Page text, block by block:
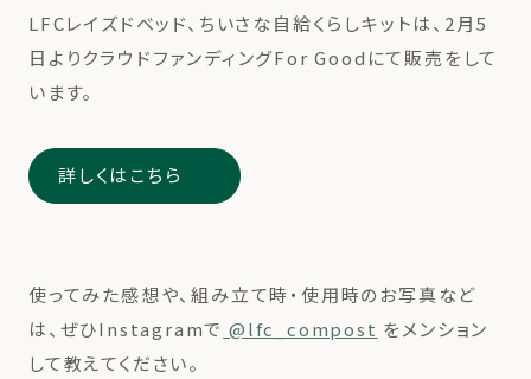
LFCレイズドベッド、ちいさな自給くらしキットは、2月5
日よりクラウドファンディングFor Goodにて販売をして
います。
詳しくはこちら
使ってみた感想や、組み立て時・使用時のお写真など
は、ぜひInstagramで @lfc_compost をメンション
して教えてください。